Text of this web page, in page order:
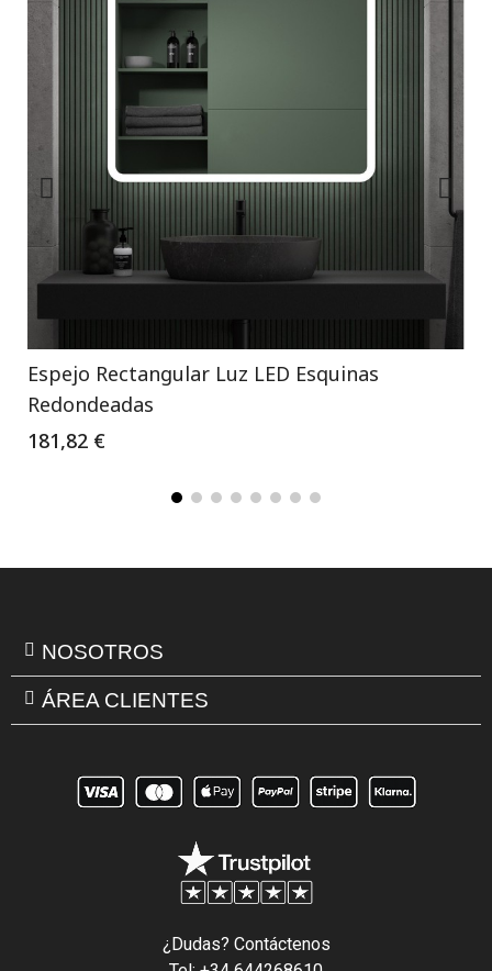
Espejo Rectangular Luz LED Esquinas
Redondeadas
181,82 €
NOSOTROS
ÁREA CLIENTES
¿Dudas? Contáctenos